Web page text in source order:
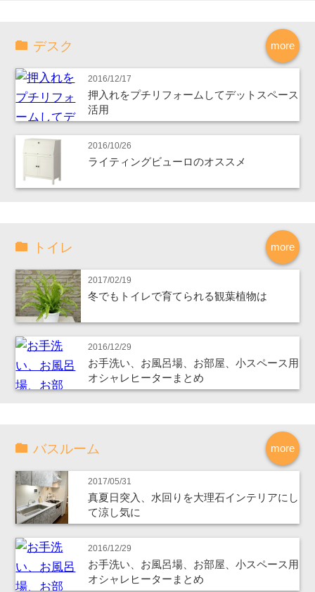
more
デスク
2016/12/17
押入れをプチリフォームしてデットスペース
活用
2016/10/26
ライティングビューロのオススメ
more
トイレ
2017/02/19
冬でもトイレで育てられる観葉植物は
2016/12/29
お手洗い、お風呂場、お部屋、小スペース用
オシャレヒーターまとめ
more
バスルーム
2017/05/31
真夏日突入、水回りを大理石インテリアにし
て涼し気に
2016/12/29
お手洗い、お風呂場、お部屋、小スペース用
オシャレヒーターまとめ